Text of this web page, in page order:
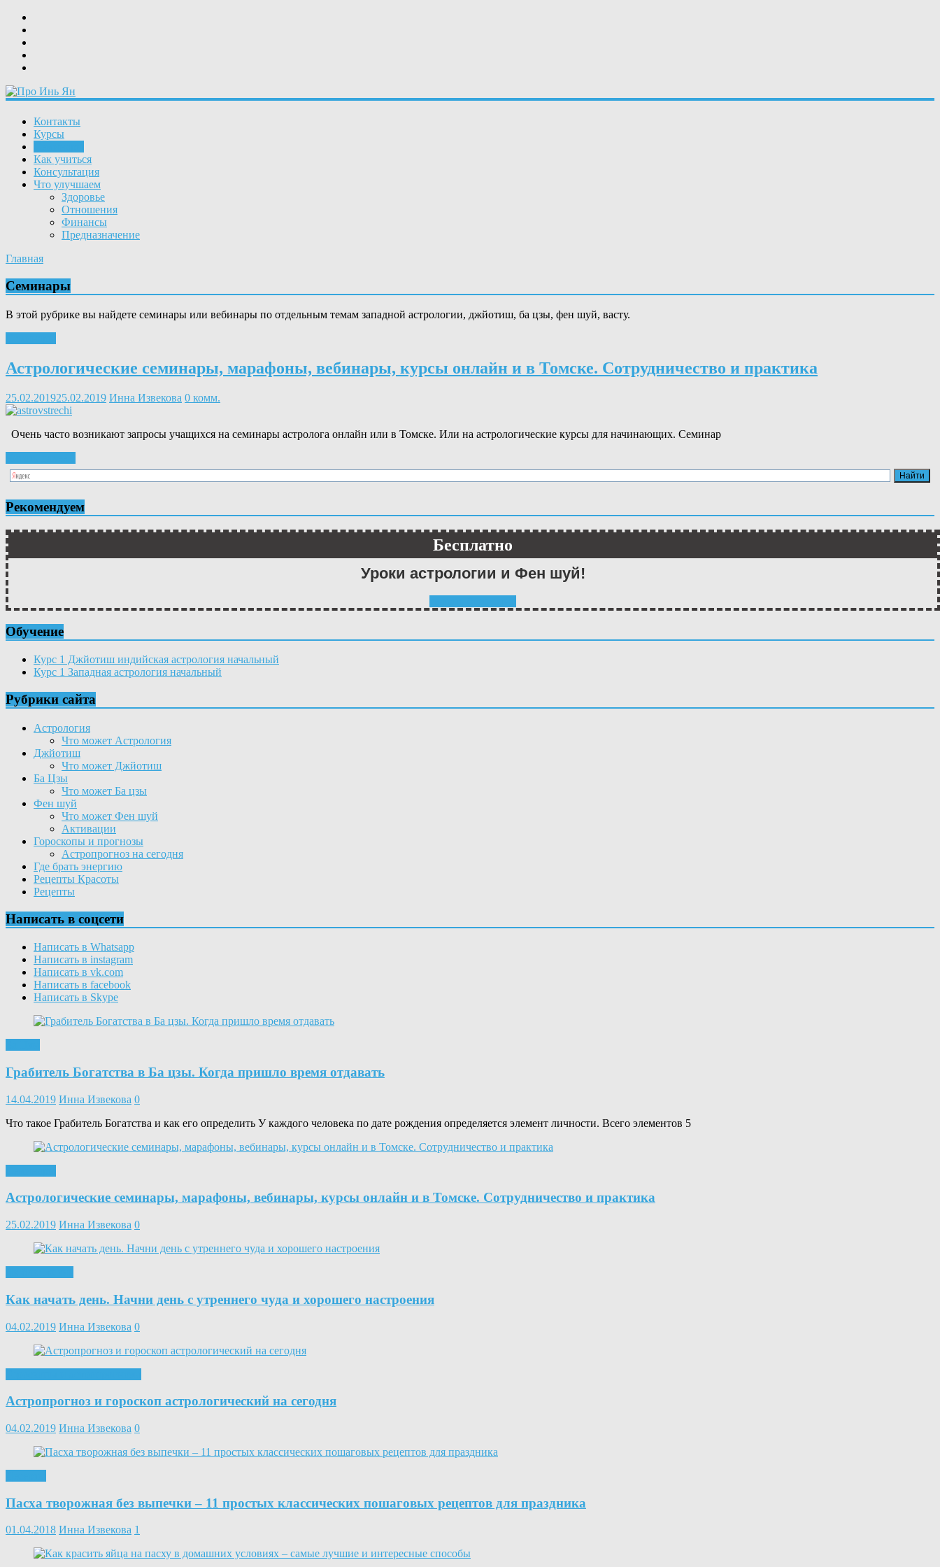
Контакты
Курсы
Как учиться
Консультация
Что улучшаем
Здоровье
Отношения
Финансы
Предназначение
Главная
Семинары
В этой рубрике вы найдете семинары или вебинары по отдельным темам западной астрологии, джйотиш, ба цзы, фен шуй, васту.
Астрологические семинары, марафоны, вебинары, курсы онлайн и в Томске. Сотрудничество и практика
25.02.201925.02.2019 Инна Извекова 0 комм.
Очень часто возникают запросы учащихся на семинары астролога онлайн или в Томске. Или на астрологические курсы для начинающих. Семинар
Рекомендуем
Бесплатно
Уроки астрологии и Фен шуй!
Обучение
Курс 1 Джйотиш индийская астрология начальный
Курс 1 Западная астрология начальный
Рубрики сайта
Астрология
Что может Астрология
Джйотиш
Что может Джйотиш
Ба Цзы
Что может Ба цзы
Фен шуй
Что может Фен шуй
Активации
Гороскопы и прогнозы
Астропрогноз на сегодня
Где брать энергию
Рецепты Красоты
Рецепты
Написать в соцсети
Написать в Whatsapp
Написать в instagram
Написать в vk.com
Написать в facebook
Написать в Skype
Грабитель Богатства в Ба цзы. Когда пришло время отдавать
14.04.2019 Инна Извекова 0
Что такое Грабитель Богатства и как его определить У каждого человека по дате рождения определяется элемент личности. Всего элементов 5
Астрологические семинары, марафоны, вебинары, курсы онлайн и в Томске. Сотрудничество и практика
25.02.2019 Инна Извекова 0
Как начать день. Начни день с утреннего чуда и хорошего настроения
04.02.2019 Инна Извекова 0
Астропрогноз и гороскоп астрологический на сегодня
04.02.2019 Инна Извекова 0
Пасха творожная без выпечки – 11 простых классических пошаговых рецептов для праздника
01.04.2018 Инна Извекова 1